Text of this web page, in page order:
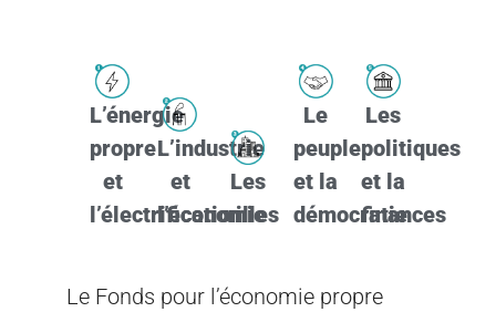
L’énergie
propre
et
l’électrification
L’industrie
et
l’économie
Les
villes
Le
peuple
et la
démocratie
Les
politiques
et la
finances
Le Fonds pour l’économie propre